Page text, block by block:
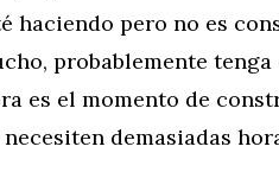
haciendo pero no es
probablemente
es el momento de
demasiadas